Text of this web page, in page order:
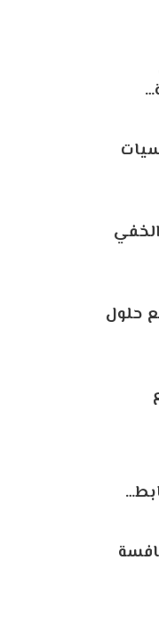
حلول